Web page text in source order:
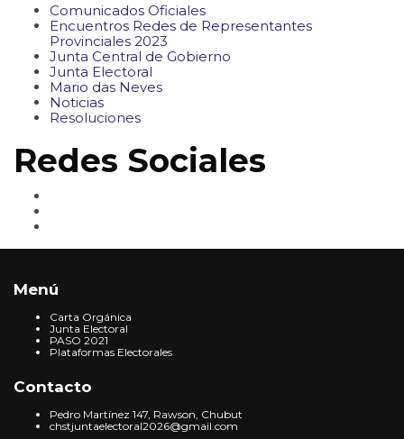
Comunicados Oficiales
Encuentros Redes de Representantes
Provinciales 2023
Junta Central de Gobierno
Junta Electoral
Mario das Neves
Noticias
Resoluciones
Redes Sociales
Menú
Carta Orgánica
Junta Electoral
PASO 2021
Plataformas Electorales
Contacto
Pedro Martínez 147, Rawson, Chubut
chstjuntaelectoral2026@gmail.com